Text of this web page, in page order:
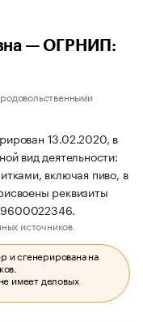
— ОГРНИП:
13.02.2020, в
вид деятельности:
включая пиво, в
реквизиты
источников.
и сгенерирована на
имеет деловых